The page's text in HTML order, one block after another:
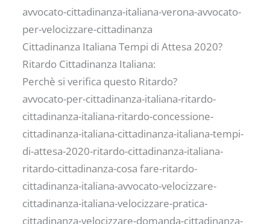
avvocato-cittadinanza-italiana-verona-avvocato-
per-velocizzare-cittadinanza
Cittadinanza Italiana Tempi di Attesa 2020?
Ritardo Cittadinanza Italiana:
Perchè si verifica questo Ritardo?
avvocato-per-cittadinanza-italiana-ritardo-
cittadinanza-italiana-ritardo-concessione-
cittadinanza-italiana-cittadinanza-italiana-tempi-
di-attesa-2020-ritardo-cittadinanza-italiana-
ritardo-cittadinanza-cosa fare-ritardo-
cittadinanza-italiana-avvocato-velocizzare-
cittadinanza-italiana-velocizzare-pratica-
cittadinanza-velocizzare-domanda-cittadinanza-